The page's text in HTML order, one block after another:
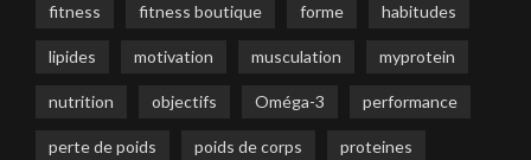
fitness fitness boutique forme habitudes
lipides motivation musculation myprotein
nutrition objectifs Oméga-3 performance
perte de poids poids de corps proteines